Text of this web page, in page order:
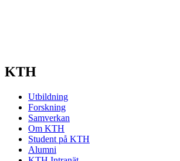
KTH
Utbildning
Forskning
Samverkan
Om KTH
Student på KTH
Alumni